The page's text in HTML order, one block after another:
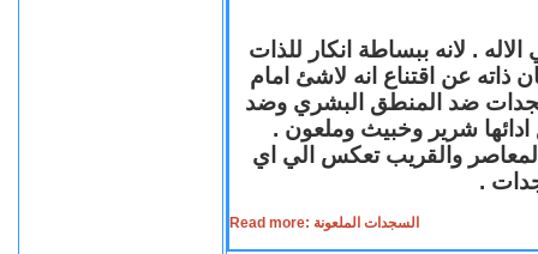
. لانه ببساطة انكار للذات
ذاته عن اقتناع انه لاشئ امام
ضد المنطق البشري وضد
ادائها شرير وخبيث وملعون .
المعاصر والقريب تعكس الي اي
.
Read more: السجدات الملعونة